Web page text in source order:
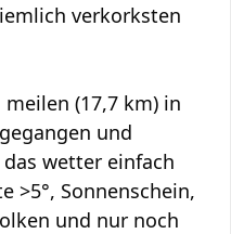
verkorksten
(17,7 km) in
und
wetter einfach
>5°, Sonnenschein,
und nur noch